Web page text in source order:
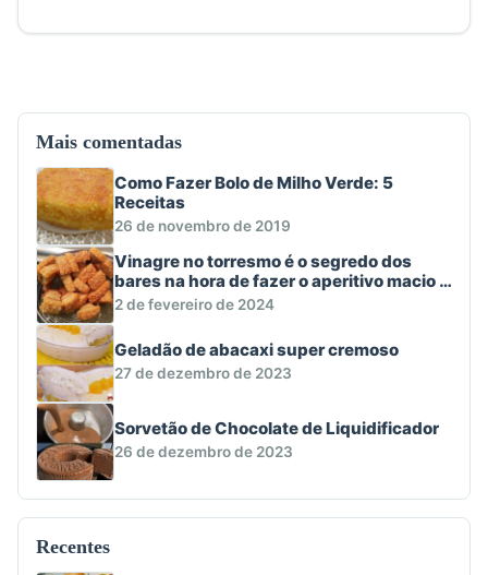
Mais comentadas
Como Fazer Bolo de Milho Verde: 5
Receitas
26 de novembro de 2019
Vinagre no torresmo é o segredo dos
bares na hora de fazer o aperitivo macio e
crocante
2 de fevereiro de 2024
Geladão de abacaxi super cremoso
27 de dezembro de 2023
Sorvetão de Chocolate de Liquidificador
26 de dezembro de 2023
Recentes